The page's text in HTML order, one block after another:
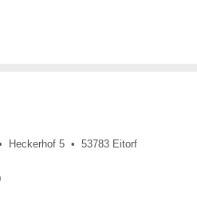
Heckerhof 5 • 53783 Eitorf